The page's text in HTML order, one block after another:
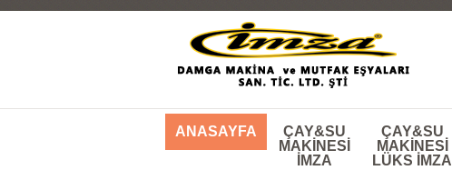
ANASAYFA
ÇAY&SU
MAKINESI
IMZA
ÇAY&SU
MAKINESI
LÜKS IMZA